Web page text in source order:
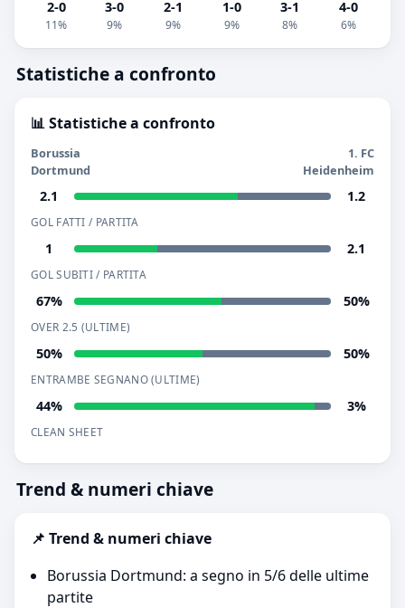
2-0
11%
3-0
9%
2-1
9%
1-0
9%
3-1
8%
4-0
6%
Statistiche a confronto
📊 Statistiche a confronto
Borussia
Dortmund
1. FC
Heidenheim
2.1 1.2
GOL FATTI / PARTITA
1 2.1
GOL SUBITI / PARTITA
67% 50%
OVER 2.5 (ULTIME)
50% 50%
ENTRAMBE SEGNANO (ULTIME)
44% 3%
CLEAN SHEET
Trend & numeri chiave
📌 Trend & numeri chiave
Borussia Dortmund: a segno in 5/6 delle ultime
partite